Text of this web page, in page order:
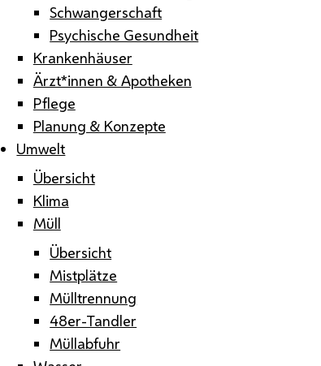
Schwangerschaft
Psychische Gesundheit
Krankenhäuser
Ärzt*innen & Apotheken
Pflege
Planung & Konzepte
Umwelt
Übersicht
Klima
Müll
Übersicht
Mistplätze
Mülltrennung
48er-Tandler
Müllabfuhr